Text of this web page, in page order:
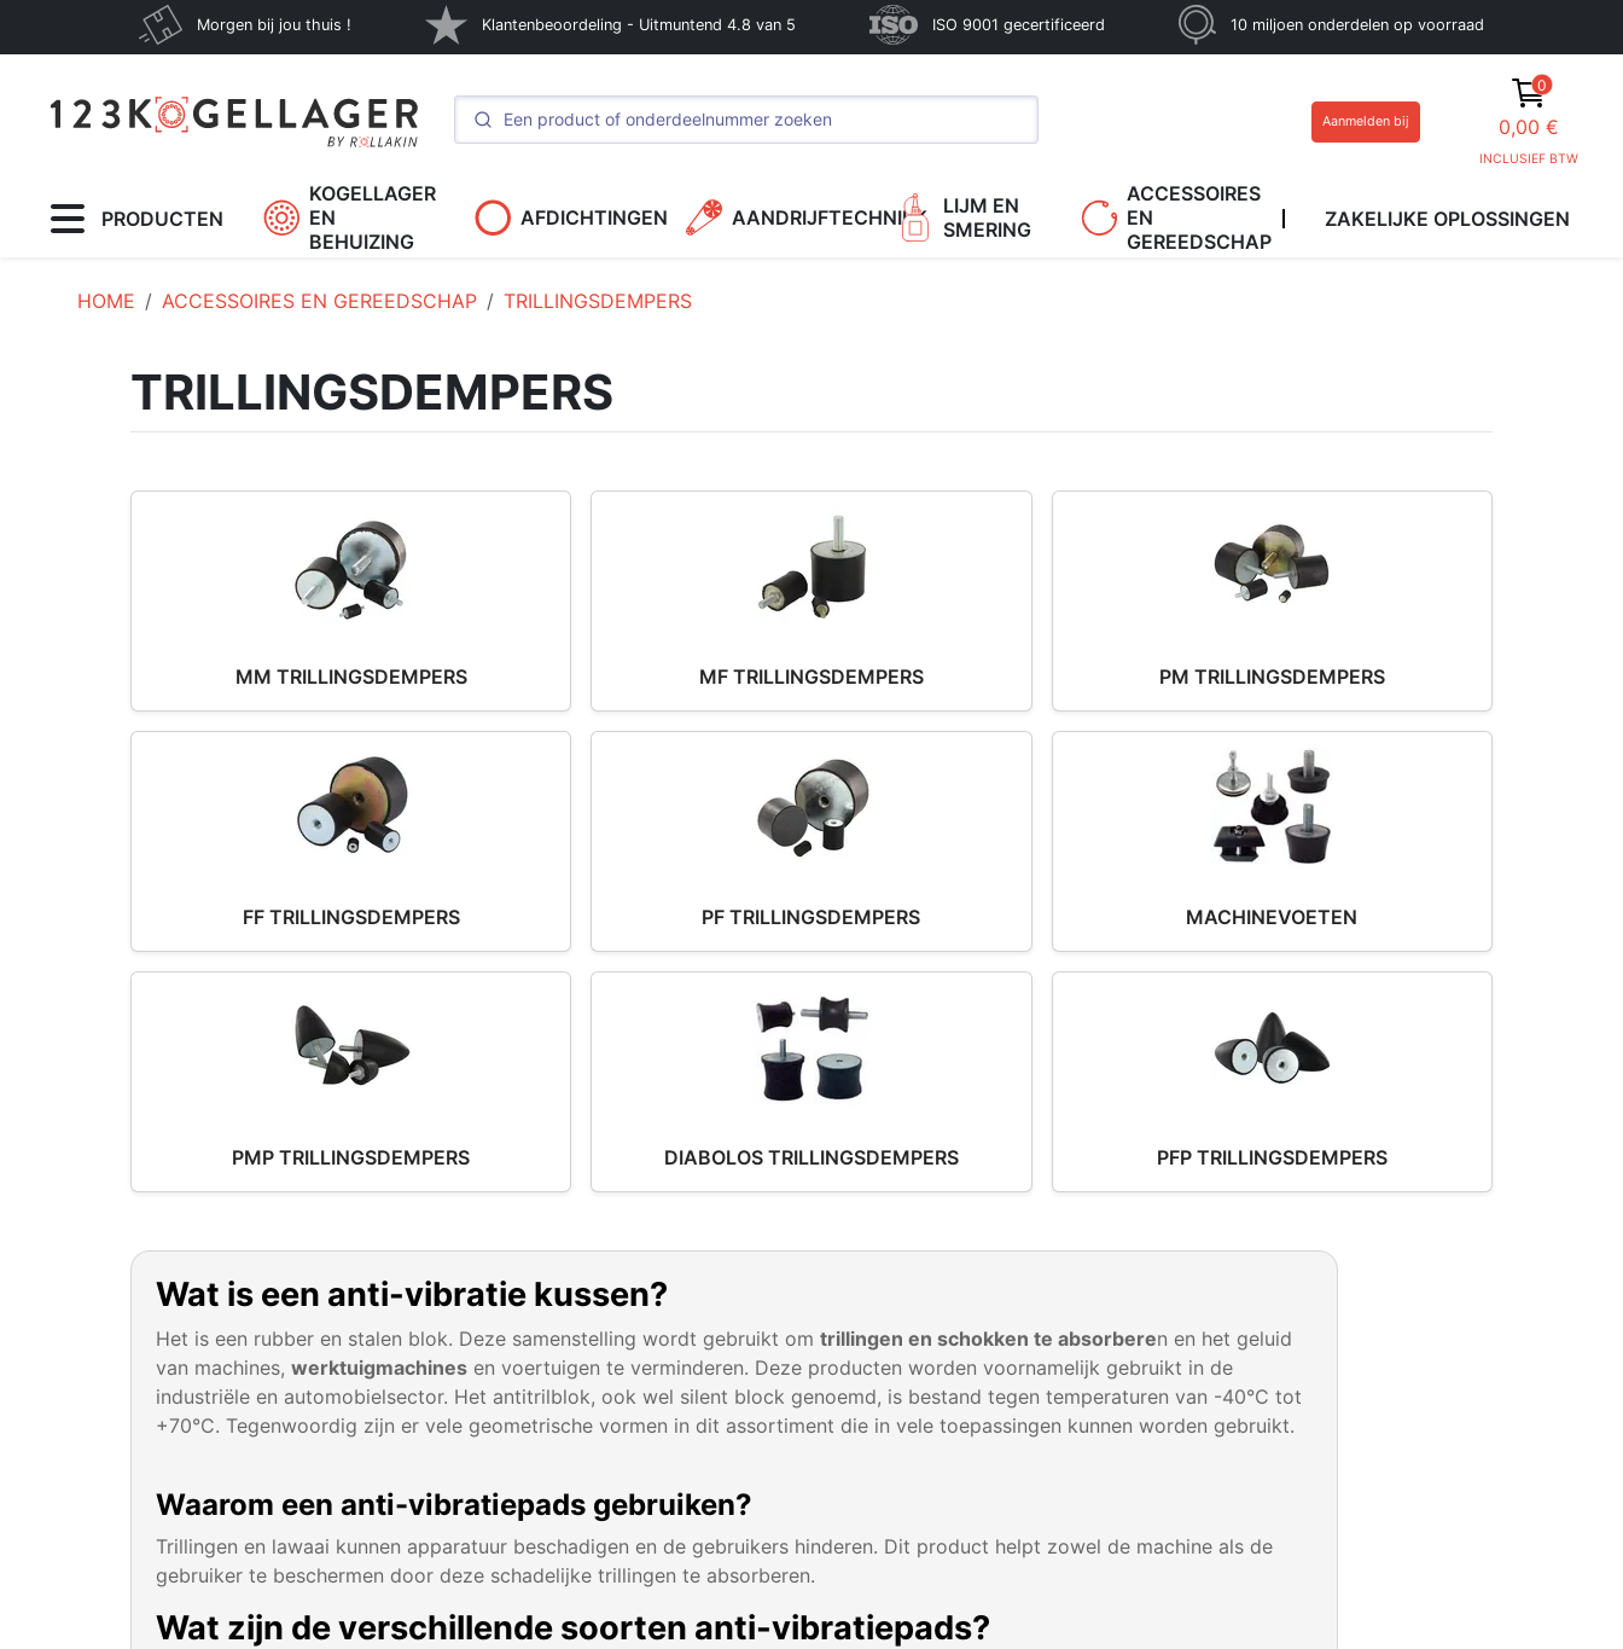
Morgen bij jou thuis ! Klantenbeoordeling - Uitmuntend 4.8 van 5 ISO 9001 gecertificeerd 10 miljoen onderdelen op voorraad
Aanmelden bij
0
0,00 €
INCLUSIEF BTW
PRODUCTEN
KOGELLAGER
EN
BEHUIZING
AFDICHTINGEN AANDRIJFTECHNIEK
LIJM EN
SMERING
ACCESSOIRES
EN
GEREEDSCHAP
ZAKELIJKE OPLOSSINGEN
HOME ACCESSOIRES EN GEREEDSCHAP TRILLINGSDEMPERS
TRILLINGSDEMPERS
MM TRILLINGSDEMPERS MF TRILLINGSDEMPERS PM TRILLINGSDEMPERS
FF TRILLINGSDEMPERS PF TRILLINGSDEMPERS MACHINEVOETEN
PMP TRILLINGSDEMPERS DIABOLOS TRILLINGSDEMPERS PFP TRILLINGSDEMPERS
Wat is een anti-vibratie kussen?
Het is een rubber en stalen blok. Deze samenstelling wordt gebruikt om trillingen en schokken te absorberen en het geluid
van machines, werktuigmachines en voertuigen te verminderen. Deze producten worden voornamelijk gebruikt in de
industriële en automobielsector. Het antitrilblok, ook wel silent block genoemd, is bestand tegen temperaturen van -40°C tot
+70°C. Tegenwoordig zijn er vele geometrische vormen in dit assortiment die in vele toepassingen kunnen worden gebruikt.
Waarom een anti-vibratiepads gebruiken?
Trillingen en lawaai kunnen apparatuur beschadigen en de gebruikers hinderen. Dit product helpt zowel de machine als de
gebruiker te beschermen door deze schadelijke trillingen te absorberen.
Wat zijn de verschillende soorten anti-vibratiepads?